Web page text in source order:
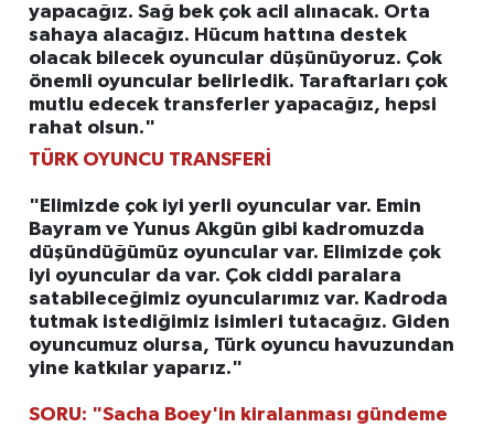
yapacağız. Sağ bek çok acil alınacak. Orta
sahaya alacağız. Hücum hattına destek
olacak bilecek oyuncular düşünüyoruz. Çok
önemli oyuncular belirledik. Taraftarları çok
mutlu edecek transferler yapacağız, hepsi
rahat olsun."
TÜRK OYUNCU TRANSFERİ
"Elimizde çok iyi yerli oyuncular var. Emin
Bayram ve Yunus Akgün gibi kadromuzda
düşündüğümüz oyuncular var. Elimizde çok
iyi oyuncular da var. Çok ciddi paralara
satabileceğimiz oyuncularımız var. Kadroda
tutmak istediğimiz isimleri tutacağız. Giden
oyuncumuz olursa, Türk oyuncu havuzundan
yine katkılar yaparız."
SORU: "Sacha Boey'in kiralanması gündeme